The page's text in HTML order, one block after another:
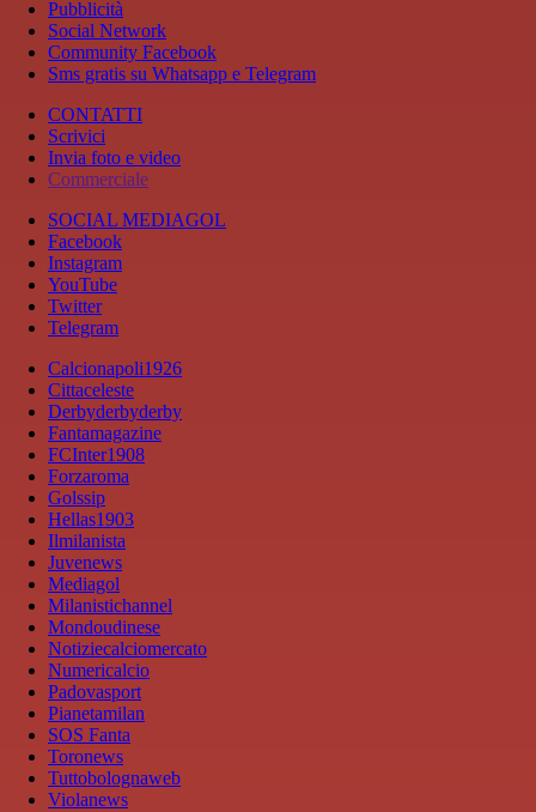
Pubblicità
Social Network
Community Facebook
Sms gratis su Whatsapp e Telegram
CONTATTI
Scrivici
Invia foto e video
Commerciale
SOCIAL MEDIAGOL
Facebook
Instagram
YouTube
Twitter
Telegram
Calcionapoli1926
Cittaceleste
Derbyderbyderby
Fantamagazine
FCInter1908
Forzaroma
Golssip
Hellas1903
Ilmilanista
Juvenews
Mediagol
Milanistichannel
Mondoudinese
Notiziecalciomercato
Numericalcio
Padovasport
Pianetamilan
SOS Fanta
Toronews
Tuttobolognaweb
Violanews